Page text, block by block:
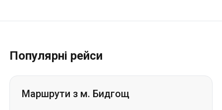
Популярні рейси
Маршрути з м. Бидгощ